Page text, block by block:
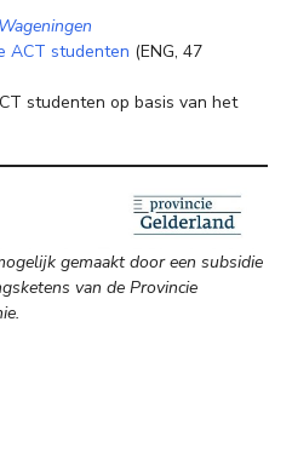
Wageningen
ACT studenten (ENG, 47
studenten op basis van het
gemaakt door een subsidie
van de Provincie